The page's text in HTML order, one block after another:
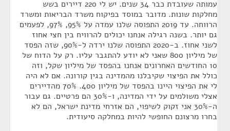
עמותה שעובדת כבר 34 שנים. יש לי 220 דיירים בשש
מחלקות שונות. מדובר במוסד בפיקוח משרד הבריאות ומשרד
הרווחה. עד 2019 התפוסה שלנו עמדה על 95%, 97%, לפעמים
גם יותר. בשנה רגילה אנחנו יכולים להרוויח בין חצי אחוז
לשני אחוז. ב-2020 התפוסה שלנו ירדה ל-90%, שזה הפסד
של מיליון 800 שאני לא יודע להתגבר עליו. רק על הדוח של
10 החודשים האחרונים אנחנו בהפסד של מיליון שקל, וזה
כולל את הפיצוי שקיבלנו מהמדינה בגין קורונה. אם לא היה
לי את הפיצוי היינו בהפסד של מיליון 400. 70% מהדיירים
אצלי משולמים על ידי המדינה, ו-30% הם פרטיים. גם עבור
ה-30% אני זקוק לשיפוי, הם אזרחי מדינת ישראל, הם לא
בחרו מרצונם החופשי להיות במחלקה סיעודית.